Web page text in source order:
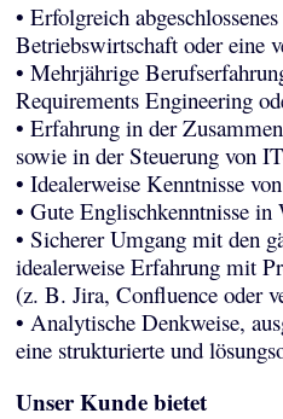
• Erfolgreich
Betriebswirtschaft oder eine
• Mehrjährige
Requirements Engineering
• Erfahrung in der
sowie in der Steuerung von
• Idealerweise Kenntnisse
• Gute Englischkenntnisse
• Sicherer Umgang mit den
idealerweise Erfahrung mit
(z. B. Jira, Confluence oder
• Analytische Denkweise,
eine strukturierte und
Unser Kunde bietet